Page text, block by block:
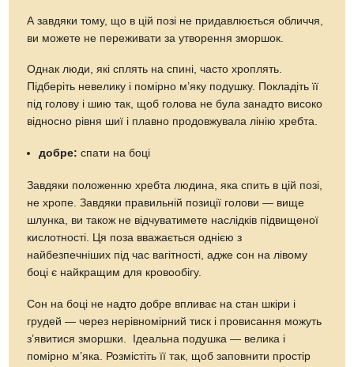
А завдяки тому, що в цій позі не придавлюється обличчя,
ви можете не переживати за утворення зморшок.
Однак люди, які сплять на спині, часто хроплять.
Підберіть невелику і помірно м’яку подушку. Покладіть її
під голову і шию так, щоб голова не була занадто високо
відносно рівня шиї і плавно продовжувала лінію хребта.
добре: спати на боці
Завдяки положенню хребта людина, яка спить в цій позі,
не хропе. Завдяки правильній позиції голови — вище
шлунка, ви також не відчуватимете наслідків підвищеної
кислотності. Ця поза вважається однією з
найбезпечніших під час вагітності, адже сон на лівому
боці є найкращим для кровообігу.
Сон на боці не надто добре впливає на стан шкіри і
грудей — через нерівномірний тиск і провисання можуть
з’явитися зморшки. Ідеальна подушка — велика і
помірно м’яка. Розмістіть її так, щоб заповнити простір